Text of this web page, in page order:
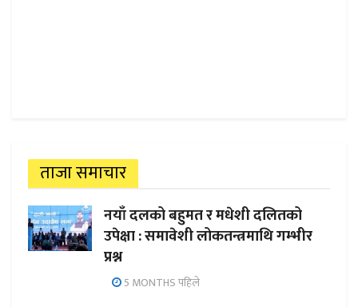
ताजा समाचार
नयाँ दलको बहुमत र मधेशी दलितको
उपेक्षा : समावेशी लोकतन्त्रमाथि गम्भीर
प्रश्न
5 MONTHS पहिले